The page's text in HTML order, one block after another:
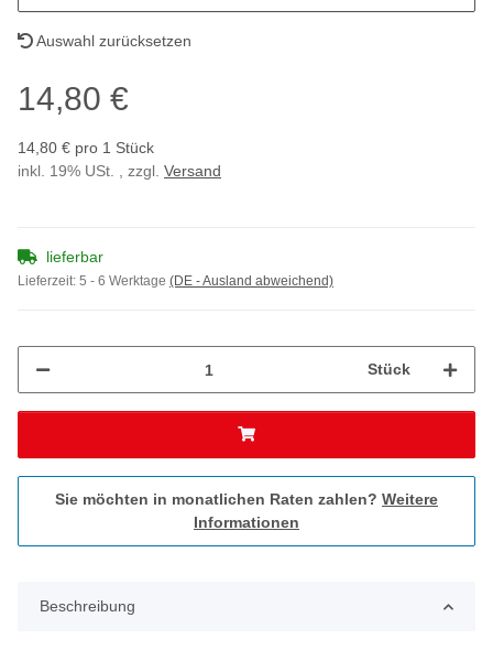
Auswahl zurücksetzen
14,80 €
14,80 € pro 1 Stück
inkl. 19% USt. , zzgl. Versand
lieferbar
Lieferzeit: 5 - 6 Werktage (DE - Ausland abweichend)
Stück
Sie möchten in monatlichen Raten zahlen? Weitere
Informationen
Beschreibung